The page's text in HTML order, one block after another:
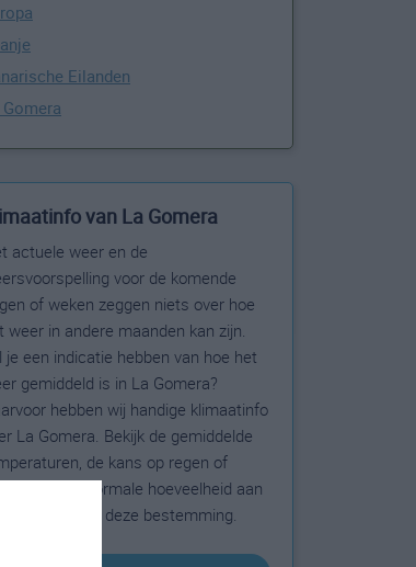
Eilanden
Gomera
van La Gomera
actuele weer en de
voor de komende
of weken zeggen niets over hoe
weer in andere maanden kan zijn.
je een indicatie hebben van hoe het
gemiddeld is in La Gomera?
hebben wij handige klimaatinfo
La Gomera. Bekijk de gemiddelde
de kans op regen of
en de normale hoeveelheid aan
voor deze bestemming.